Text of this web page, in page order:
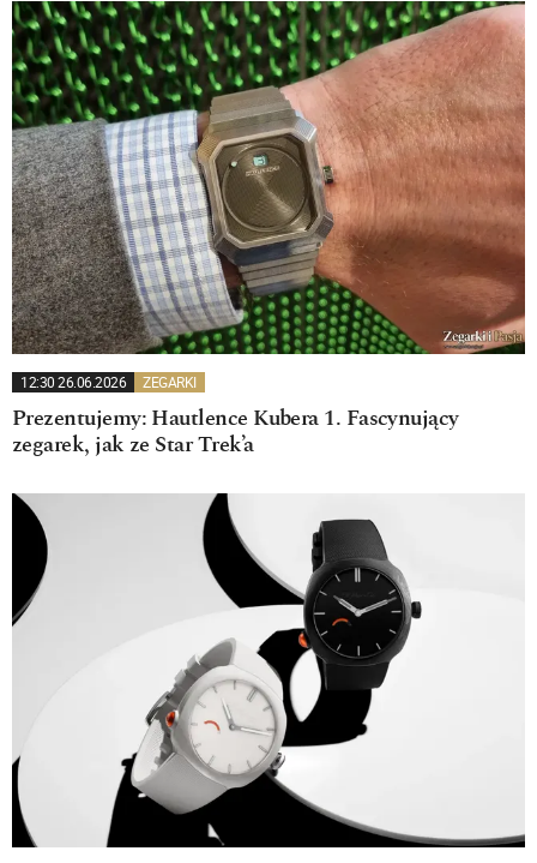
12:30 26.06.2026 ZEGARKI
Prezentujemy: Hautlence Kubera 1. Fascynujący
zegarek, jak ze Star Trek’a